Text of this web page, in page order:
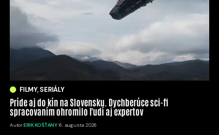
FILMY, SERIÁLY
Príde aj do kín na Slovensku. Dychberúce sci-fi
spracovaním ohromilo ľudí aj expertov
Autor:ERIK KOŠŤANY 6. augusta 2026